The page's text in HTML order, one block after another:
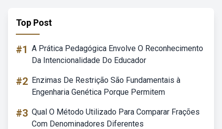
Top Post
#1 A Prática Pedagógica Envolve O Reconhecimento
Da Intencionalidade Do Educador
#2 Enzimas De Restrição São Fundamentais à
Engenharia Genética Porque Permitem
#3 Qual O Método Utilizado Para Comparar Frações
Com Denominadores Diferentes